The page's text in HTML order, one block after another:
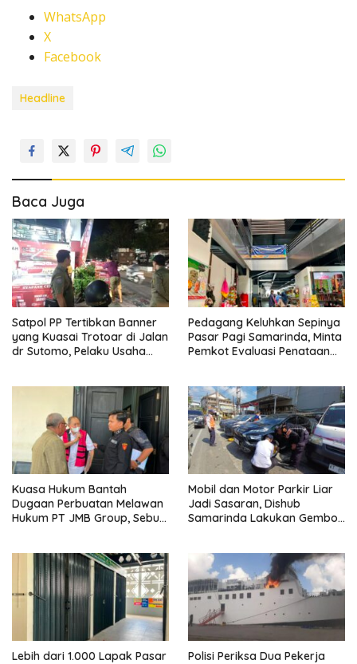
WhatsApp
X
Facebook
Headline
Baca Juga
Satpol PP Tertibkan Banner
yang Kuasai Trotoar di Jalan
dr Sutomo, Pelaku Usaha
Pedagang Keluhkan Sepinya
Pasar Pagi Samarinda, Minta
Pemkot Evaluasi Penataan
Kuasa Hukum Bantah
Dugaan Perbuatan Melawan
Hukum PT JMB Group, Sebut
Mobil dan Motor Parkir Liar
Jadi Sasaran, Dishub
Samarinda Lakukan Gembok
Lebih dari 1.000 Lapak Pasar
Polisi Periksa Dua Pekerja